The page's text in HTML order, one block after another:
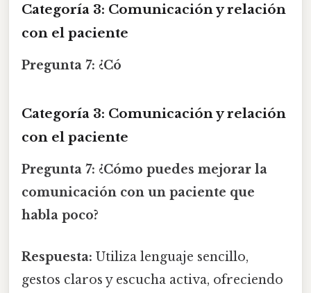
Categoría 3: Comunicación y relación
con el paciente
Pregunta 7: ¿Có
Categoría 3: Comunicación y relación
con el paciente
Pregunta 7: ¿Cómo puedes mejorar la
comunicación con un paciente que
habla poco?
Respuesta: Utiliza lenguaje sencillo,
gestos claros y escucha activa, ofreciendo